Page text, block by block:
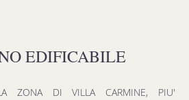
EDIFICABILE
ZONA DI VILLA CARMINE, PIU'